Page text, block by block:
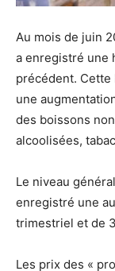
Au mois de juin
a enregistré une
précédent. Cette
une
des boissons
alcoolisées,
Le niveau
enregistré une
trimestriel et de
Les prix des «